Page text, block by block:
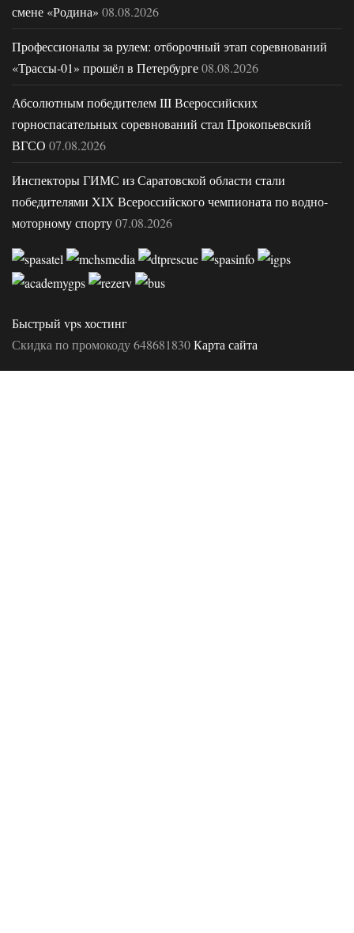
смене «Родина» 08.08.2026
Профессионалы за рулем: отборочный этап соревнований
«Трассы-01» прошёл в Петербурге08.08.2026
Абсолютным победителем III Всероссийских
горноспасательных соревнований стал Прокопьевский
ВГСО 07.08.2026
Инспекторы ГИМС из Саратовской области стали
победителями XIX Всероссийского чемпионата по водно-
моторному спорту07.08.2026
Быстрый vps хостинг
Скидка по промокоду 648681830Карта сайта